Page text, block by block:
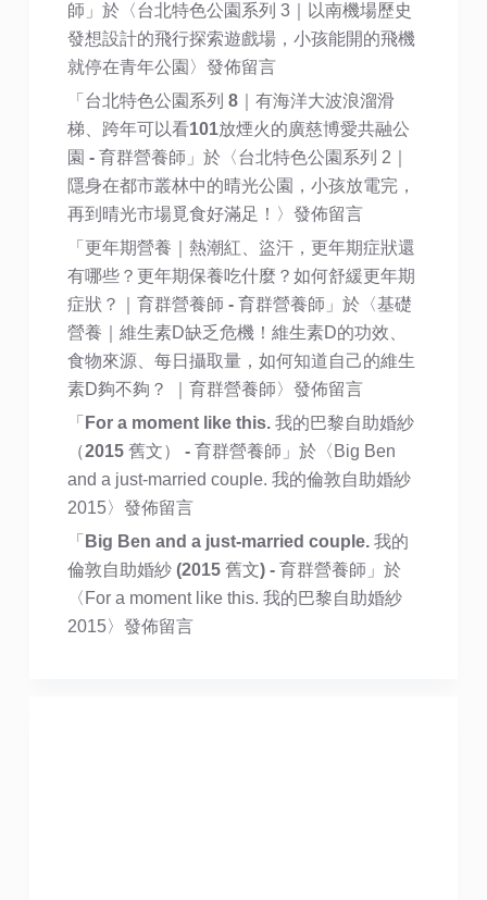
師 」於〈台北特色公園系列 3｜以南機場歷史
發想設計的飛行探索遊戲場，小孩能開的飛機
就停在青年公園 〉發佈留言
「 台北特色公園系列 8｜有海洋大波浪溜滑
梯、跨年可以看101放煙火的廣慈博愛共融公
園 - 育群營養師 」於〈台北特色公園系列 2｜
隱身在都市叢林中的晴光公園，小孩放電完，
再到晴光市場覓食好滿足！ 〉發佈留言
「 更年期營養｜熱潮紅、盜汗，更年期症狀還
有哪些？更年期保養吃什麼？如何舒緩更年期
症狀？｜育群營養師 - 育群營養師 」於〈基礎
營養｜維生素D缺乏危機！維生素D的功效、
食物來源、每日攝取量，如何知道自己的維生
素D夠不夠？ ｜育群營養師〉發佈留言
「 For a moment like this. 我的巴黎自助婚紗
（2015 舊文） - 育群營養師 」於〈 Big Ben
and a just-married couple. 我的倫敦自助婚紗
2015〉發佈留言
「 Big Ben and a just-married couple. 我的
倫敦自助婚紗 (2015 舊文) - 育群營養師 」於
〈 For a moment like this. 我的巴黎自助婚紗
2015〉發佈留言